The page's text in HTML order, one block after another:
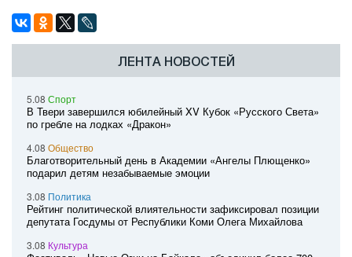
ЛЕНТА НОВОСТЕЙ
5.08 Спорт
В Твери завершился юбилейный XV Кубок «Русского Света»
по гребле на лодках «Дракон»
4.08 Общество
Благотворительный день в Академии «Ангелы Плющенко»
подарил детям незабываемые эмоции
3.08 Политика
Рейтинг политической влиятельности зафиксировал позиции
депутата Госдумы от Республики Коми Олега Михайлова
3.08 Культура